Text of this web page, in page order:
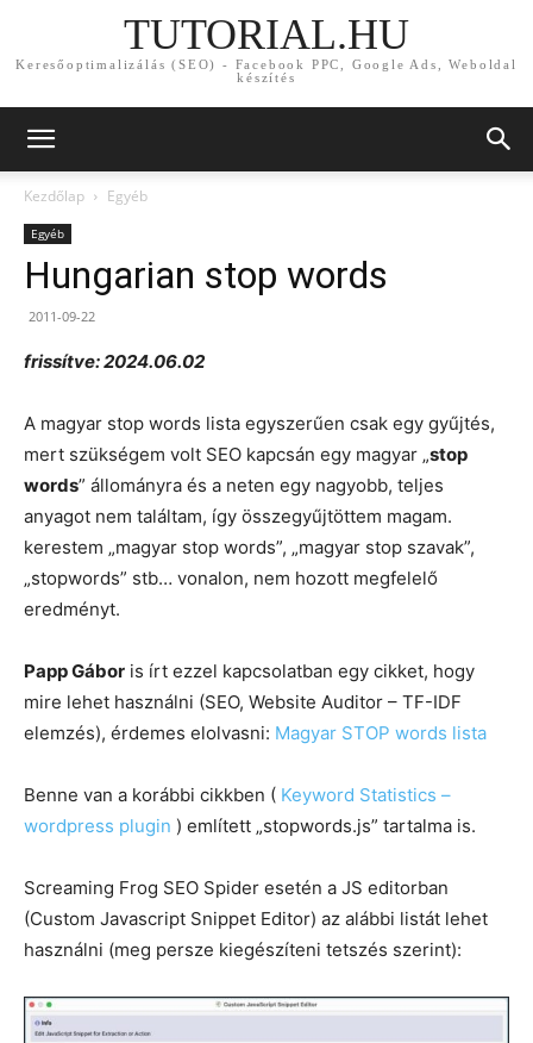
TUTORIAL.HU
Keresőoptimalizálás (SEO) - Facebook PPC, Google Ads, Weboldal
készítés
Kezdőlap Egyéb
Egyéb
Hungarian stop words
2011-09-22
frissítve: 2024.06.02
A magyar stop words lista egyszerűen csak egy gyűjtés,
mert szükségem volt SEO kapcsán egy magyar „stop
words” állományra és a neten egy nagyobb, teljes
anyagot nem találtam, így összegyűjtöttem magam.
kerestem „magyar stop words”, „magyar stop szavak”,
„stopwords” stb… vonalon, nem hozott megfelelő
eredményt.
Papp Gábor is írt ezzel kapcsolatban egy cikket, hogy
mire lehet használni (SEO, Website Auditor – TF-IDF
elemzés), érdemes elolvasni: Magyar STOP words lista
Benne van a korábbi cikkben ( Keyword Statistics –
wordpress plugin ) említett „stopwords.js” tartalma is.
Screaming Frog SEO Spider esetén a JS editorban
(Custom Javascript Snippet Editor) az alábbi listát lehet
használni (meg persze kiegészíteni tetszés szerint):